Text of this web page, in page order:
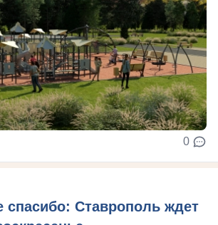
0
спасибо: Ставрополь ждет